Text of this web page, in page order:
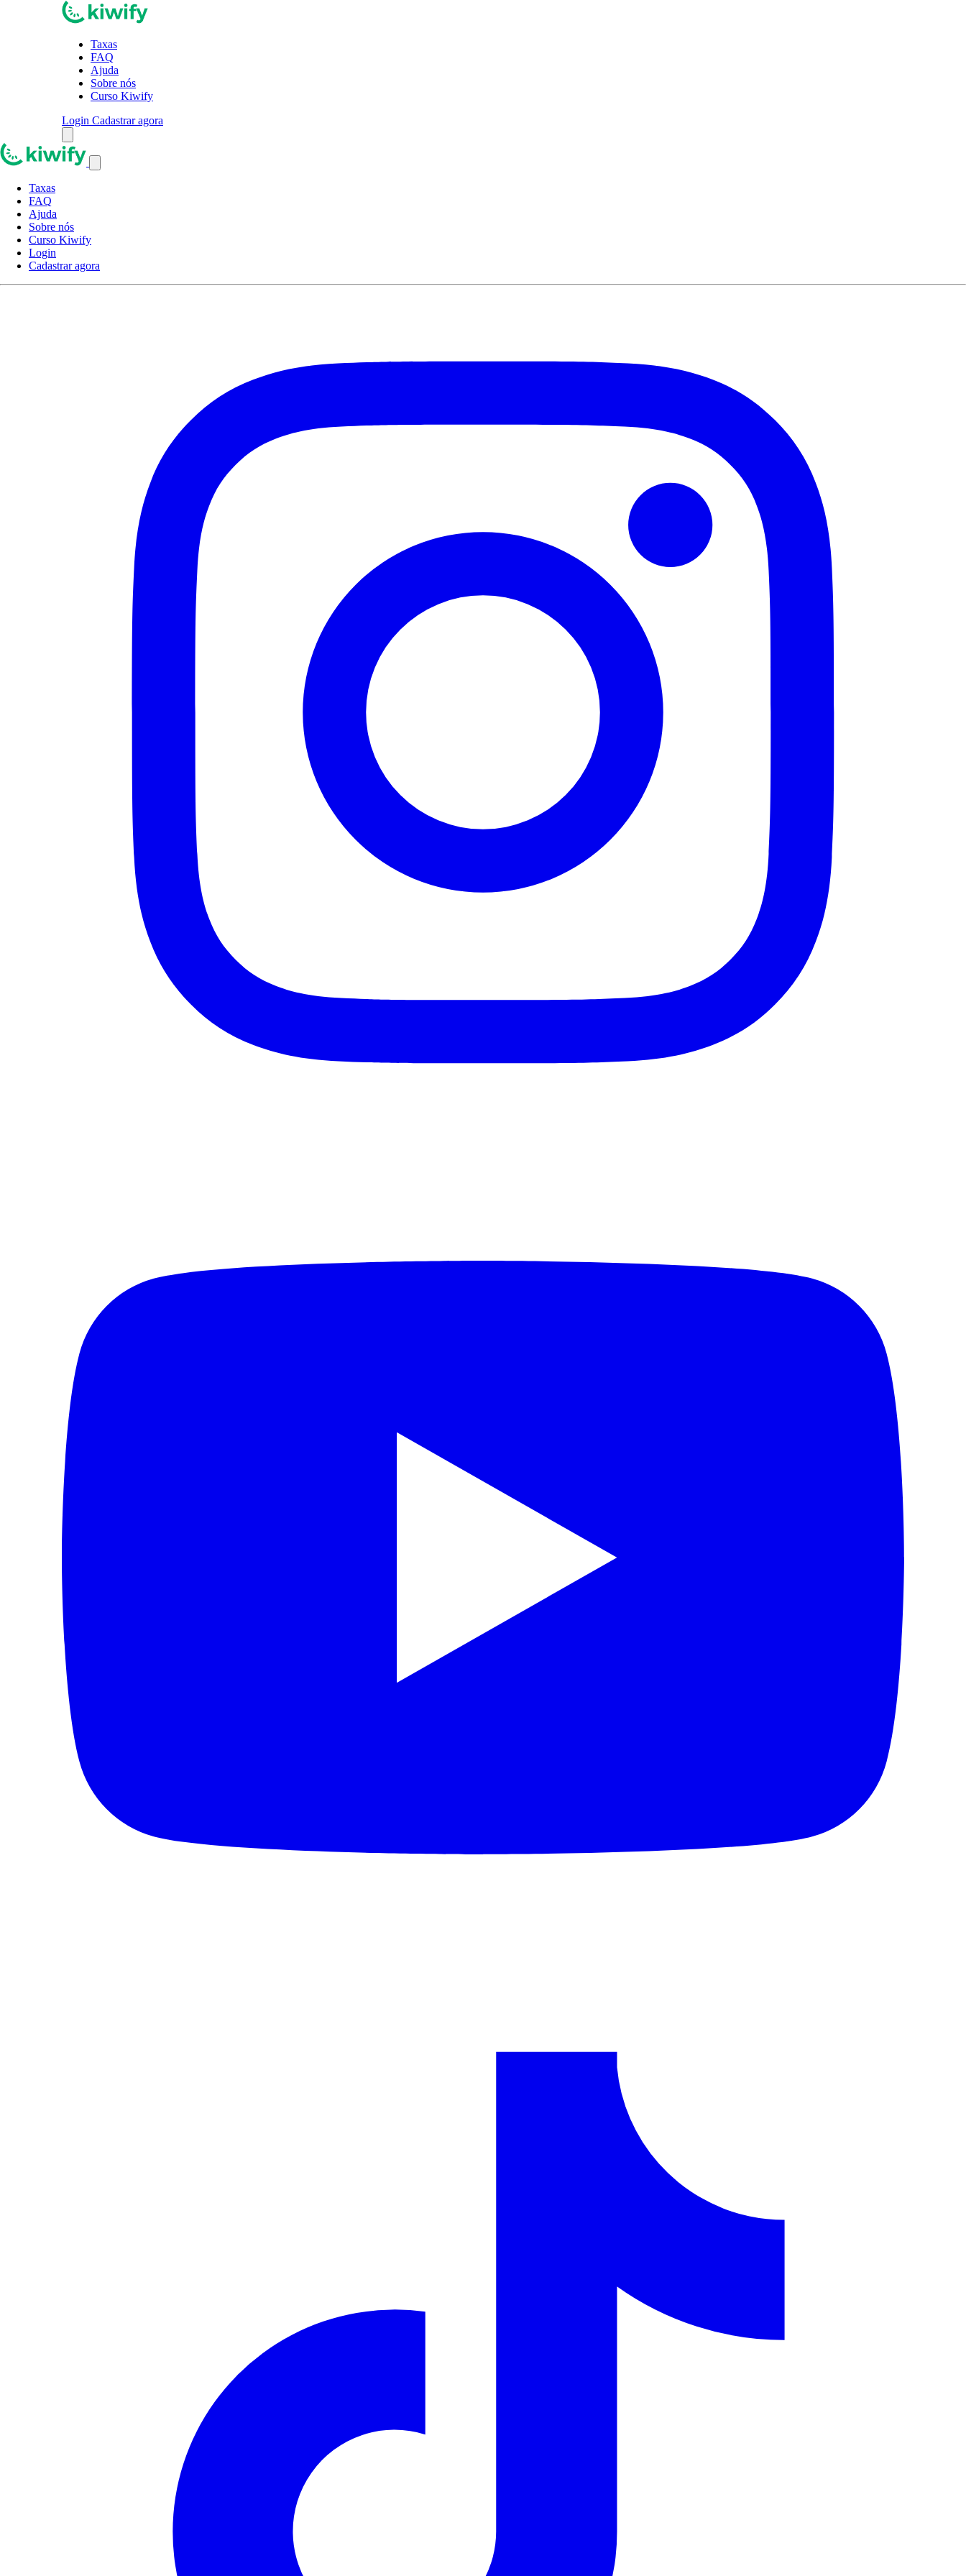
Taxas
FAQ
Ajuda
Sobre nós
Curso Kiwify
Login Cadastrar agora
Taxas
FAQ
Ajuda
Sobre nós
Curso Kiwify
Login
Cadastrar agora